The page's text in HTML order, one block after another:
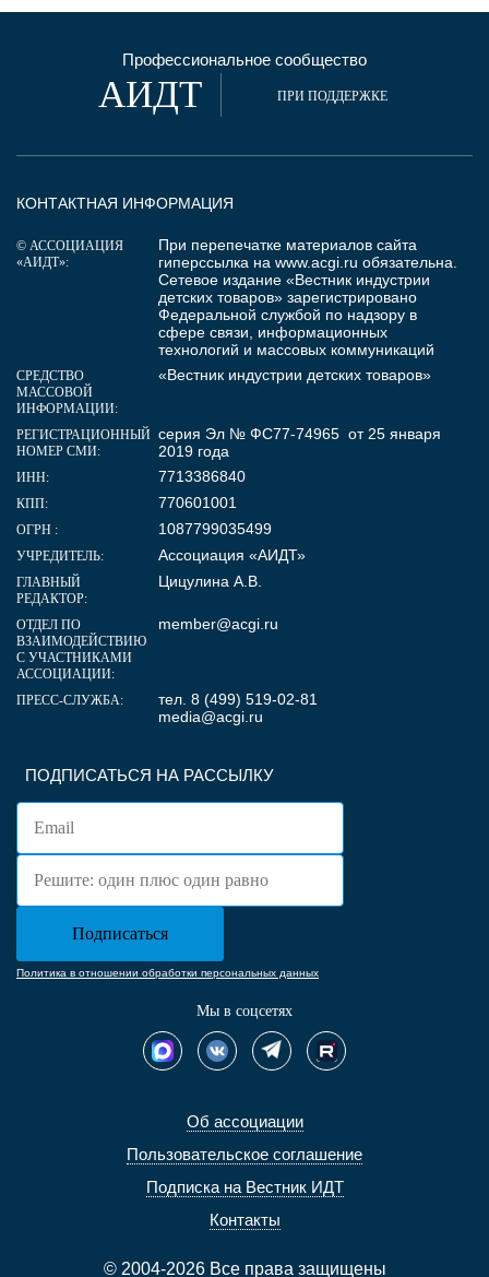
Профессиональное сообщество
АИДТ ПРИ ПОДДЕРЖКЕ
Об ассоциации
Пользовательское соглашение
Подписка на Вестник ИДТ
Контакты
© 2004-2026 Все права защищены
ПОДПИСАТЬСЯ НА РАССЫЛКУ
Политика в отношении обработки персональных данных
Мы в соцсетях
КОНТАКТНАЯ ИНФОРМАЦИЯ
© АССОЦИАЦИЯ
«АИДТ»:
При перепечатке материалов сайта
гиперссылка на www.acgi.ru обязательна.
Сетевое издание «Вестник индустрии
детских товаров» зарегистрировано
Федеральной службой по надзору в
сфере связи, информационных
технологий и массовых коммуникаций
СРЕДСТВО
МАССОВОЙ
ИНФОРМАЦИИ:
«Вестник индустрии детских товаров»
РЕГИСТРАЦИОННЫЙ
НОМЕР СМИ:
серия Эл № ФС77-74965 от 25 января
2019 года
ИНН: 7713386840
КПП: 770601001
ОГРН : 1087799035499
УЧРЕДИТЕЛЬ: Ассоциация «АИДТ»
ГЛАВНЫЙ
РЕДАКТОР:
Цицулина А.В.
ОТДЕЛ ПО
ВЗАИМОДЕЙСТВИЮ
С УЧАСТНИКАМИ
АССОЦИАЦИИ:
member@acgi.ru
ПРЕСС-СЛУЖБА:
тел. 8 (499) 519-02-81
media@acgi.ru